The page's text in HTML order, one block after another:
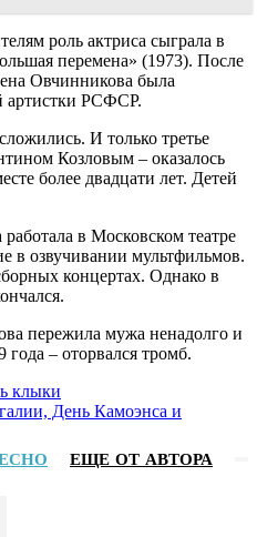
роль актриса сыграла в
перемена» (1973). После
Овчинникова была
артистки РСФСР.
И только третье
Козловым – оказалось
более двадцати лет. Детей
в Московском театре
в озвучивании мультфильмов.
концертах. Однако в
пережила мужа ненадолго и
– оторвался тромб.
клыки
День Камоэнса и
ЕЩЕ ОТ АВТОРА